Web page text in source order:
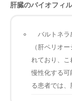
肝臓のバイオフィ
バルトネラ
（肝ペリオ
れており、こ
慢性化する可
る患者では、